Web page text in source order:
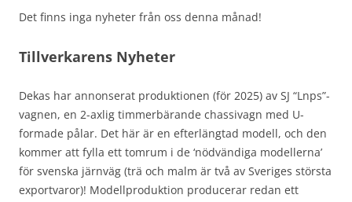
Det finns inga nyheter från oss denna månad!
Tillverkarens Nyheter
Dekas har annonserat produktionen (för 2025) av SJ “Lnps”-
vagnen, en 2-axlig timmerbärande chassivagn med U-
formade pålar. Det här är en efterlängtad modell, och den
kommer att fylla ett tomrum i de ‘nödvändiga modellerna’
för svenska järnväg (trä och malm är två av Sveriges största
exportvaror)! Modellproduktion producerar redan ett